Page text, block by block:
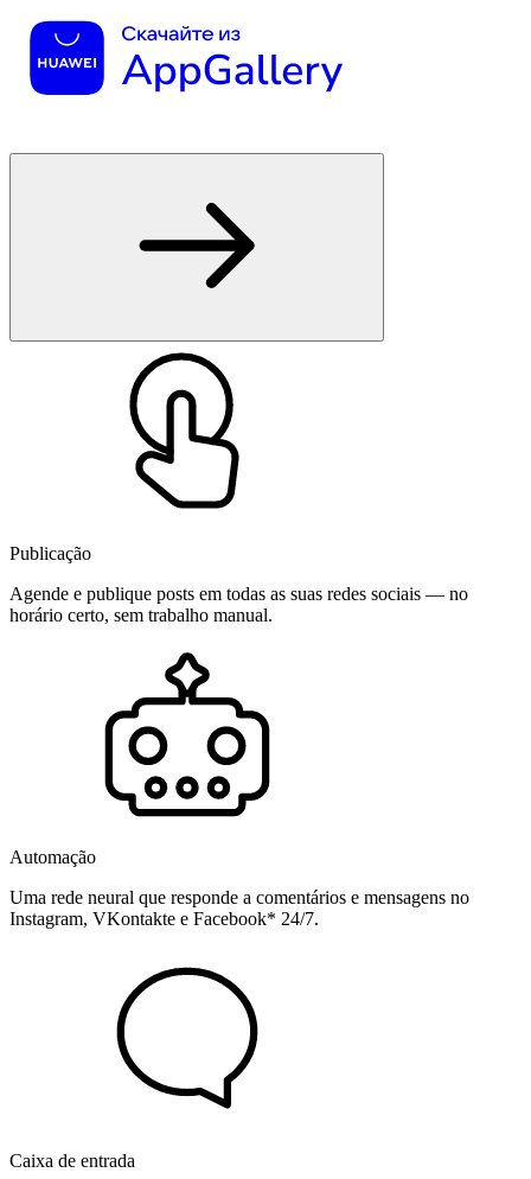
Publicação
Agende e publique posts em todas as suas redes sociais — no
horário certo, sem trabalho manual.
Automação
Uma rede neural que responde a comentários e mensagens no
Instagram, VKontakte e Facebook* 24/7.
Caixa de entrada